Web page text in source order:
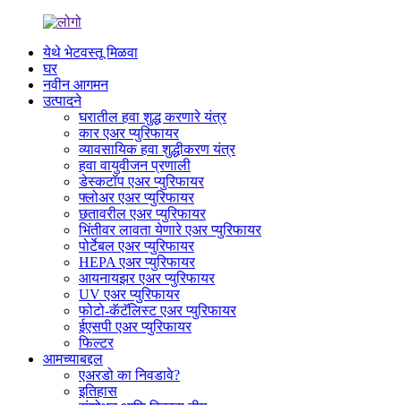
येथे भेटवस्तू मिळवा
घर
नवीन आगमन
उत्पादने
घरातील हवा शुद्ध करणारे यंत्र
कार एअर प्युरिफायर
व्यावसायिक हवा शुद्धीकरण यंत्र
हवा वायुवीजन प्रणाली
डेस्कटॉप एअर प्युरिफायर
फ्लोअर एअर प्युरिफायर
छतावरील एअर प्युरिफायर
भिंतीवर लावता येणारे एअर प्युरिफायर
पोर्टेबल एअर प्युरिफायर
HEPA एअर प्युरिफायर
आयनायझर एअर प्युरिफायर
UV एअर प्युरिफायर
फोटो-कॅटॅलिस्ट एअर प्युरिफायर
ईएसपी एअर प्युरिफायर
फिल्टर
आमच्याबद्दल
एअरडो का निवडावे?
इतिहास